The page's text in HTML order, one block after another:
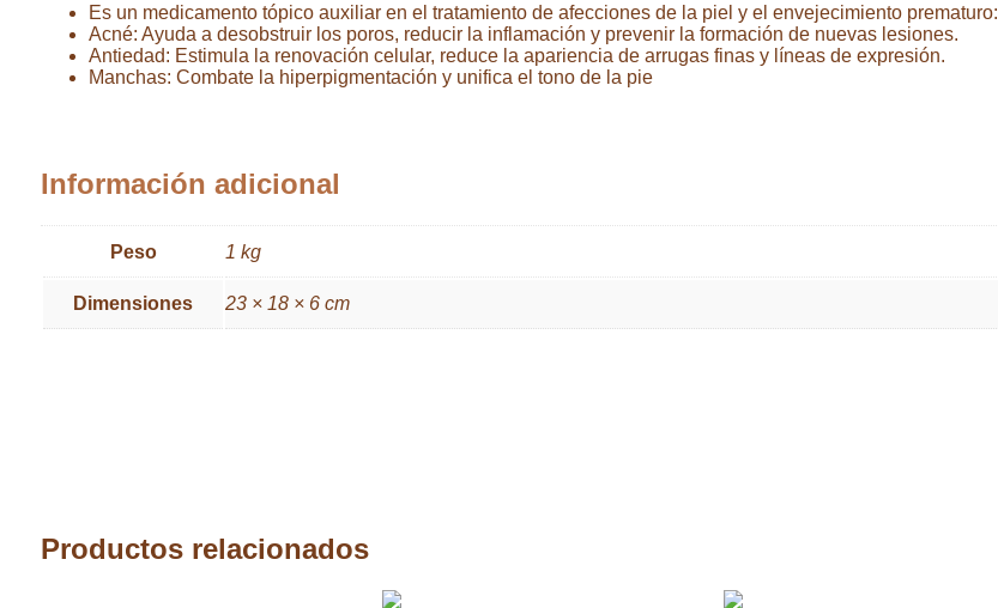
Es un medicamento tópico auxiliar en el tratamiento de afecciones de la piel y el envejecimiento prematuro:
Acné: Ayuda a desobstruir los poros, reducir la inflamación y prevenir la formación de nuevas lesiones.
Antiedad: Estimula la renovación celular, reduce la apariencia de arrugas finas y líneas de expresión.
Manchas: Combate la hiperpigmentación y unifica el tono de la pie
Información adicional
Peso 1 kg
Dimensiones 23 × 18 × 6 cm
Productos relacionados